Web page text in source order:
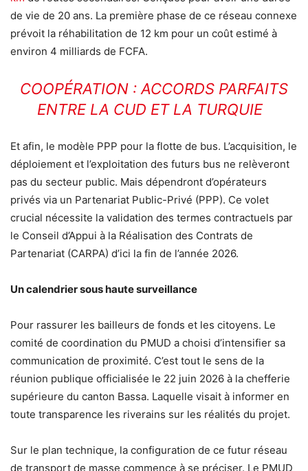
de vie de 20 ans. La première phase de ce réseau connexe
prévoit la réhabilitation de 12 km pour un coût estimé à
environ 4 milliards de FCFA.
COOPÉRATION : ACCORDS PARFAITS
ENTRE LA CUD ET LA TURQUIE
Et afin, le modèle PPP pour la flotte de bus. L’acquisition, le
déploiement et l’exploitation des futurs bus ne relèveront
pas du secteur public. Mais dépendront d’opérateurs
privés via un Partenariat Public-Privé (PPP). Ce volet
crucial nécessite la validation des termes contractuels par
le Conseil d’Appui à la Réalisation des Contrats de
Partenariat (CARPA) d’ici la fin de l’année 2026.
Un calendrier sous haute surveillance
Pour rassurer les bailleurs de fonds et les citoyens. Le
comité de coordination du PMUD a choisi d’intensifier sa
communication de proximité. C’est tout le sens de la
réunion publique officialisée le 22 juin 2026 à la chefferie
supérieure du canton Bassa. Laquelle visait à informer en
toute transparence les riverains sur les réalités du projet.
Sur le plan technique, la configuration de ce futur réseau
de transport de masse commence à se préciser. Le PMUD